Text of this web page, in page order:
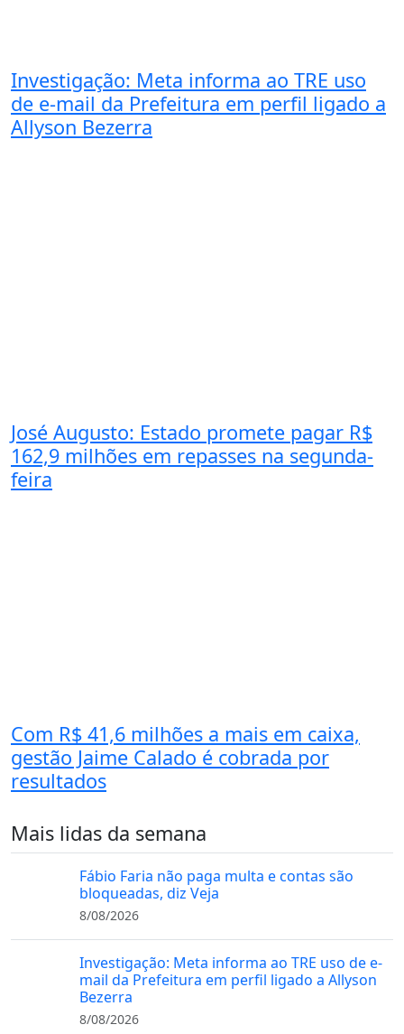
Investigação: Meta informa ao TRE uso
de e-mail da Prefeitura em perfil ligado a
Allyson Bezerra
José Augusto: Estado promete pagar R$
162,9 milhões em repasses na segunda-
feira
Com R$ 41,6 milhões a mais em caixa,
gestão Jaime Calado é cobrada por
resultados
Mais lidas da semana
Fábio Faria não paga multa e contas são
bloqueadas, diz Veja
8/08/2026
Investigação: Meta informa ao TRE uso de e-
mail da Prefeitura em perfil ligado a Allyson
Bezerra
8/08/2026